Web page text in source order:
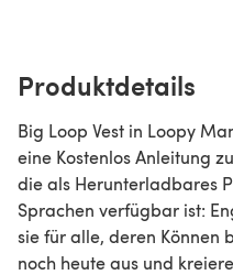
Produktdetails
Big Loop Vest in Loopy
eine Kostenlos Anleitung
die als Herunterladbares
Sprachen verfügbar ist:
sie für alle, deren Können bei einzustufen ist.
noch heute aus und